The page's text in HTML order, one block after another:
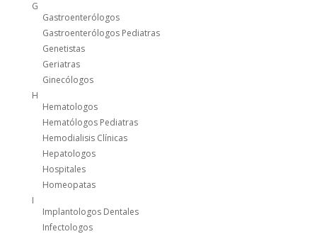
G
Gastroenterólogos
Gastroenterólogos Pediatras
Genetistas
Geriatras
Ginecólogos
H
Hematologos
Hematólogos Pediatras
Hemodialisis Clínicas
Hepatologos
Hospitales
Homeopatas
I
Implantologos Dentales
Infectologos